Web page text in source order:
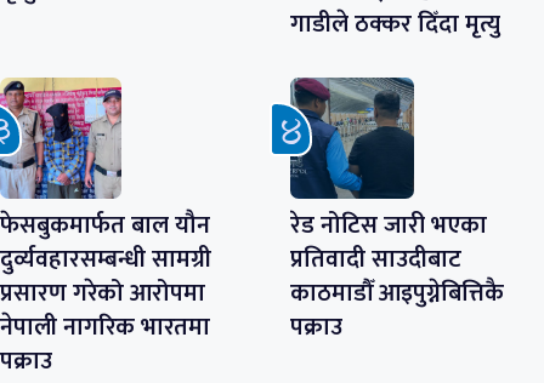
गाडीले ठक्कर दिँदा मृत्यु
फेसबुकमार्फत बाल यौन
दुर्व्यवहारसम्बन्धी सामग्री
प्रसारण गरेको आरोपमा
नेपाली नागरिक भारतमा
पक्राउ
रेड नोटिस जारी भएका
प्रतिवादी साउदीबाट
काठमाडौँ आइपुग्नेबित्तिकै
पक्राउ